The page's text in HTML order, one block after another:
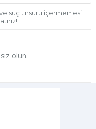
suç unsuru içermemesi
olun.